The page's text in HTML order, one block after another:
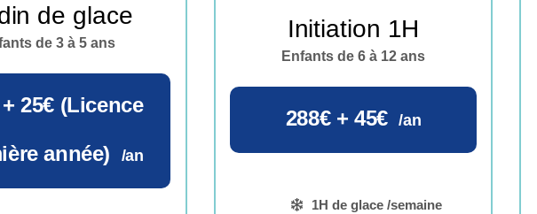
de glace
de 3 à 5 ans
25€ (Licence
année) /an
Initiation 1H
Enfants de 6 à 12 ans
288€ + 45€ /an
1H de glace /semaine